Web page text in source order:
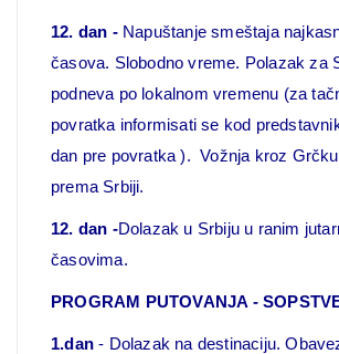
12. dan - Napuštanje smeštaja
časova. Slobodno vreme. Polazak za
podneva po lokalnom vremenu (za
povratka informisati se kod
dan pre povratka ). Vožnja kroz
prema Srbiji.
12. dan -Dolazak u Srbiju u ranim
časovima.
PROGRAM PUTOVANJA -
1.dan - Dolazak na destinaciju.